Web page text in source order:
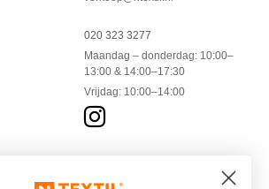
020 323 3277
Maandag – donderdag: 10:00–
13:00 & 14:00–17:30
Vrijdag: 10:00–14:00